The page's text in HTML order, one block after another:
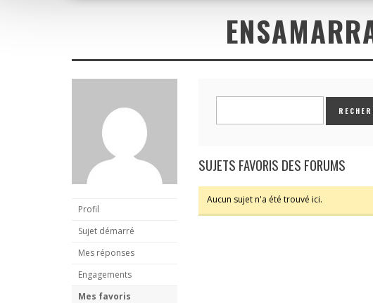
Profil
Sujet démarré
Mes réponses
Engagements
Mes favoris
SUJETS FAVORIS DES FORUMS
Aucun sujet n'a été trouvé ici.